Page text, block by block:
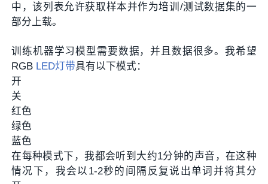
中，该列表允许获取样本并作为培训/测试数据集的一
部分上载。
训练机器学习模型需要数据，并且数据很多。我希望
RGB LED灯带具有以下模式：
开
关
红色
绿色
蓝色
在每种模式下，我都会听到大约1分钟的声音，在这种
情况下，我会以1-2秒的间隔反复说出单词并将其分